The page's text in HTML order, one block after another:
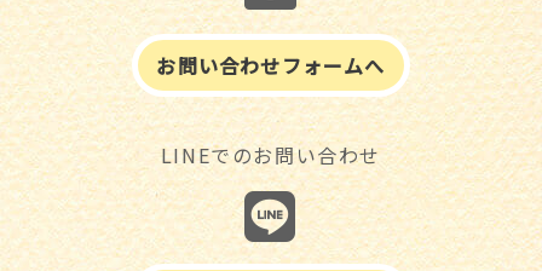
お問い合わせフォームへ
LINEでのお問い合わせ